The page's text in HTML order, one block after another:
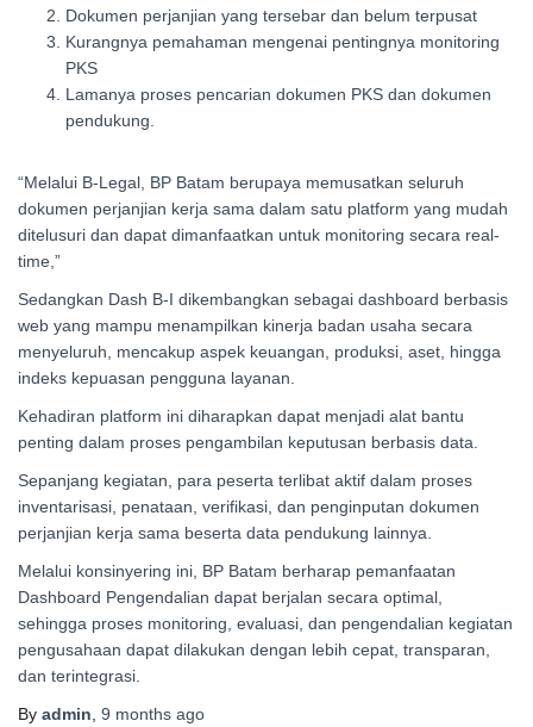
⁠Dokumen perjanjian yang tersebar dan belum terpusat
⁠Kurangnya pemahaman mengenai pentingnya monitoring
PKS
⁠Lamanya proses pencarian dokumen PKS dan dokumen
pendukung.
“Melalui B-Legal, BP Batam berupaya memusatkan seluruh
dokumen perjanjian kerja sama dalam satu platform yang mudah
ditelusuri dan dapat dimanfaatkan untuk monitoring secara real-
time,”
Sedangkan Dash B-I dikembangkan sebagai dashboard berbasis
web yang mampu menampilkan kinerja badan usaha secara
menyeluruh, mencakup aspek keuangan, produksi, aset, hingga
indeks kepuasan pengguna layanan.
Kehadiran platform ini diharapkan dapat menjadi alat bantu
penting dalam proses pengambilan keputusan berbasis data.
Sepanjang kegiatan, para peserta terlibat aktif dalam proses
inventarisasi, penataan, verifikasi, dan penginputan dokumen
perjanjian kerja sama beserta data pendukung lainnya.
Melalui konsinyering ini, BP Batam berharap pemanfaatan
Dashboard Pengendalian dapat berjalan secara optimal,
sehingga proses monitoring, evaluasi, dan pengendalian kegiatan
pengusahaan dapat dilakukan dengan lebih cepat, transparan,
dan terintegrasi.
By admin 9 months ago